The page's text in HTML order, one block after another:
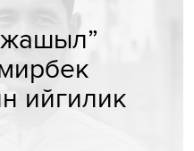
ийгилик